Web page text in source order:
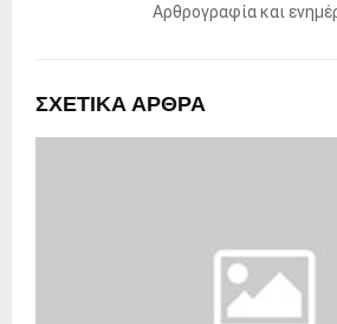
Αρθρογραφία και
ΣΧΕΤΙΚΑ ΑΡΘΡΑ